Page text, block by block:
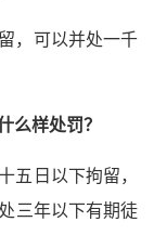
，可以并处一千
么样处罚？
五日以下拘留，
三年以下有期徒